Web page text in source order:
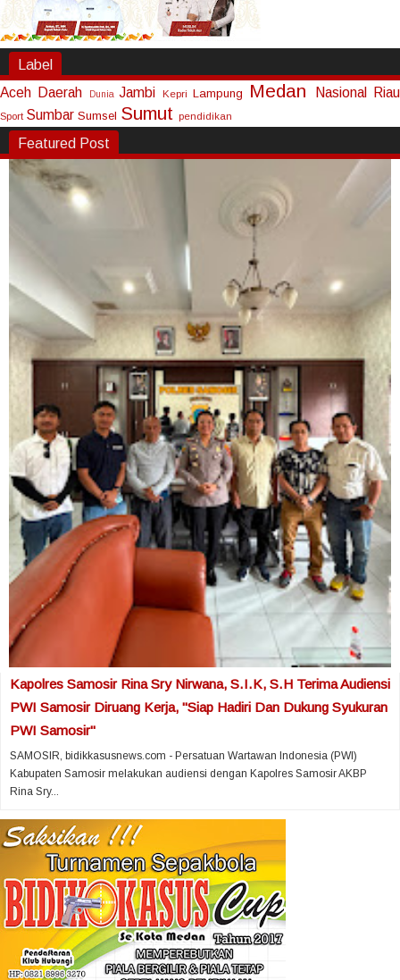
Label
Aceh Daerah Dunia Jambi Kepri Lampung Medan Nasional Riau
Sport Sumbar Sumsel Sumut pendidikan
Featured Post
Kapolres Samosir Rina Sry Nirwana, S.I.K, S.H Terima Audiensi
PWI Samosir Diruang Kerja, "Siap Hadiri Dan Dukung Syukuran
PWI Samosir"
SAMOSIR, bidikkasusnews.com - Persatuan Wartawan Indonesia (PWI)
Kabupaten Samosir melakukan audiensi dengan Kapolres Samosir AKBP
Rina Sry...